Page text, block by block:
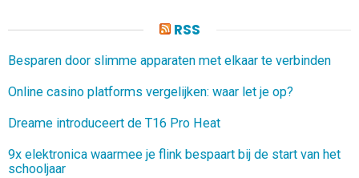
RSS
Besparen door slimme apparaten met elkaar te verbinden
Online casino platforms vergelijken: waar let je op?
Dreame introduceert de T16 Pro Heat
9x elektronica waarmee je flink bespaart bij de start van het
schooljaar